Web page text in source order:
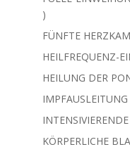
2
Produkte
FÜNFTE
HEILFREQUENZ-
HEILUNG DER
KÖRPERLICHE